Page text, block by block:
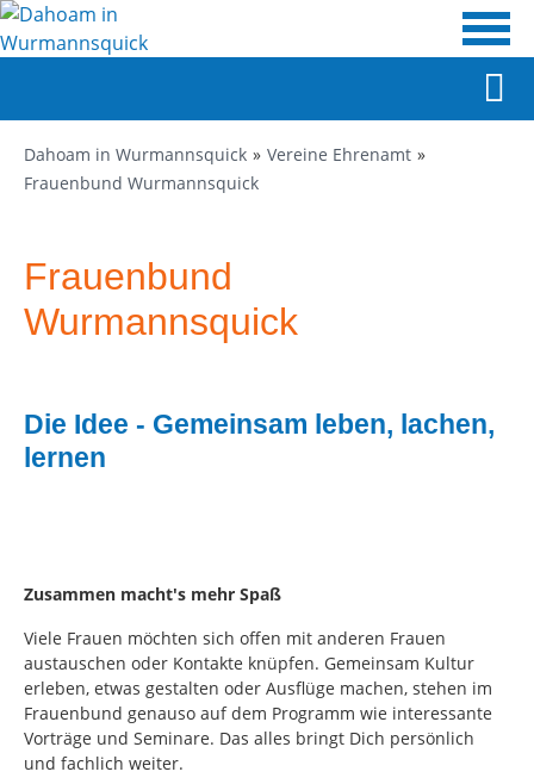
Dahoam in Wurmannsquick
Vereine Ehrenamt
Frauenbund Wurmannsquick
Frauenbund
Wurmannsquick
Die Idee - Gemeinsam leben, lachen,
lernen
Zusammen macht's mehr Spaß
Viele Frauen möchten sich offen mit anderen Frauen
austauschen oder Kontakte knüpfen. Gemeinsam Kultur
erleben, etwas gestalten oder Ausflüge machen, stehen im
Frauenbund genauso auf dem Programm wie interessante
Vorträge und Seminare. Das alles bringt Dich persönlich
und fachlich weiter.